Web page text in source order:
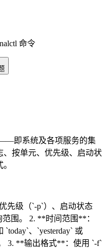
命令
——即系统及各项服务的集
、按单元、优先级、启动状
先级（`-p`）、启动状态
范围。 2. **时间范围**：
、`yesterday` 或
3. **输出格式**：使用 `-f`